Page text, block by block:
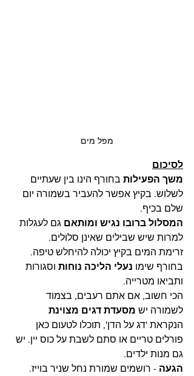
מפל מים
לסיכום
משך הפעילות בחורף הינו בין שעתיים
לשלוש. בקיץ אפשר להעביר בשמורה יום
שלם בכיף.
המסלול ברובו נגיש ומותאם גם לעגלות
למרות שיש שבילים שאינן סלולים.
זרימת המים בקיץ יכולה להיחלש טיפה.
בחורף שימו נעלי הליכה נוחות וסגורות
ותביאו מטרייה.
הכי חשוב, אם אתם רעבים, בצמוד
לשמורה יש מסעדת דגים מצוינת
הנקראת 'דג על הדן', תוכלו לטעום כאן
פורלים טריים או סתם לשבת על כוס יין. יש
גם מנות ילדים.
הגעה - רושמים שמורת נחל שניר בוייז.